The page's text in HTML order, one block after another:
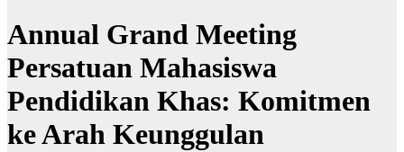
Annual Grand Meeting
Persatuan Mahasiswa
Pendidikan Khas: Komitmen
ke Arah Keunggulan